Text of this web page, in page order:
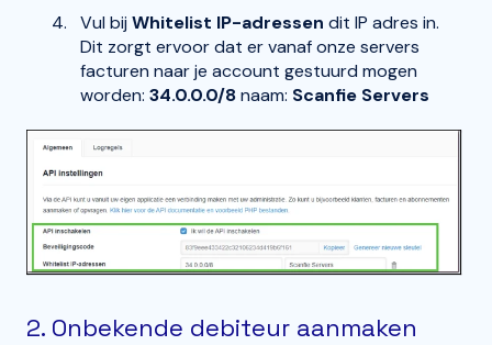
Vul bij Whitelist IP-adressen dit IP adres in.
Dit zorgt ervoor dat er vanaf onze servers
facturen naar je account gestuurd mogen
worden: 34.0.0.0/8naam: Scanfie Servers
2. Onbekende debiteur aanmaken